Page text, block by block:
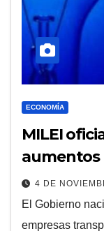
ECONOMÍA
MILEI
aumentos
4 DE
El Gobierno
empresas